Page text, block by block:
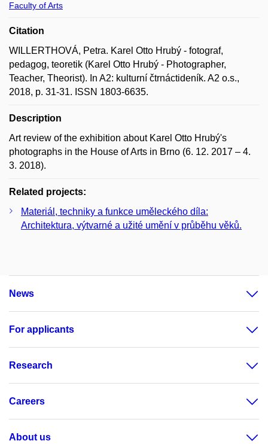
Faculty of Arts
Citation
WILLERTHOVÁ, Petra. Karel Otto Hrubý - fotograf,
pedagog, teoretik (Karel Otto Hrubý - Photographer,
Teacher, Theorist). In A2: kulturní čtrnáctideník. A2 o.s.,
2018, p. 31-31. ISSN 1803-6635.
Description
Art review of the exhibition about Karel Otto Hrubý's
photographs in the House of Arts in Brno (6. 12. 2017 – 4.
3. 2018).
Related projects:
Materiál, techniky a funkce uměleckého díla:
Architektura, výtvarné a užité umění v průběhu věků.
News
For applicants
Research
Careers
About us